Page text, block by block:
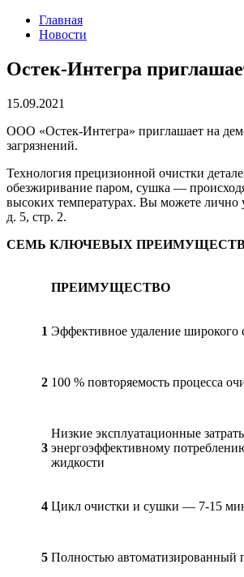
Главная
Новости
Остек-Интегра
15.09.2021
ООО «Остек-Интегра» приглашает на
загрязнений.
Технология прецизионной очистки
обезжиривание паром, сушка —
высоких температурах. Вы можете лично
д. 5, стр. 2.
СЕМЬ КЛЮЧЕВЫХ
ПРЕИМУЩЕСТВО
1 Эффективное удаление широкого
2 100 % повторяемость процесса
3
Низкие эксплуатационные
энергоэффективному
жидкости
4 Цикл очистки и сушки — 7-15
5 Полностью автоматизированный